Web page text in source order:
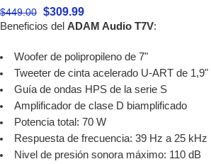
$449.00 $309.99
Beneficios del ADAM Audio T7V:
Woofer de polipropileno de 7"
Tweeter de cinta acelerado U-ART de 1,9"
Guía de ondas HPS de la serie S
Amplificador de clase D biamplificado
Potencia total: 70 W
Respuesta de frecuencia: 39 Hz a 25 kHz
Nivel de presión sonora máximo: 110 dB